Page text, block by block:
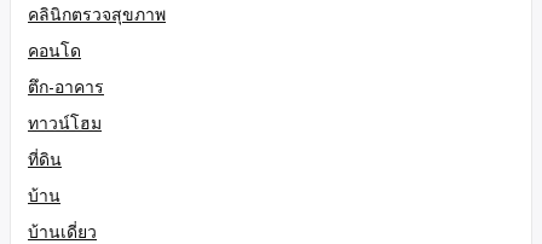
คลินิกตรวจสุขภาพ
คอนโด
ตึก-อาคาร
ทาวน์โฮม
ที่ดิน
บ้าน
บ้านเดี่ยว